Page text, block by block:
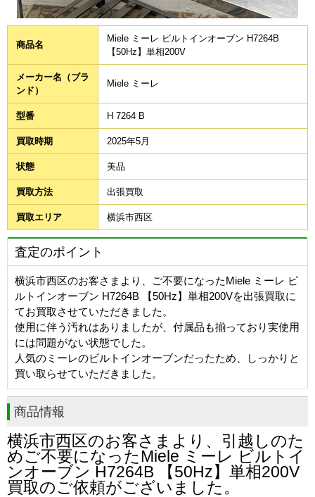
商品名
Miele ミーレ ビルトインオーブン H7264B
【50Hz】単相200V
メーカー名（ブラ
ンド）
Miele ミーレ
型番 H 7264 B
買取時期 2025年5月
状態 美品
買取方法 出張買取
買取エリア 横浜市西区
査定のポイント
横浜市西区のお客さまより、ご不要になったMiele ミーレ ビ
ルトインオーブン H7264B 【50Hz】単相200Vを出張買取に
てお買取させていただきました。
使用に伴う汚れはありましたが、付属品も揃っており実使用
には問題がない状態でした。
人気のミーレのビルトインオーブンだったため、しっかりと
買い取らせていただきました。
商品情報
横浜市西区のお客さまより、引越しのた
めご不要になったMiele ミーレ ビルトイ
ンオーブン H7264B 【50Hz】単相200V
買取のご依頼がございました。